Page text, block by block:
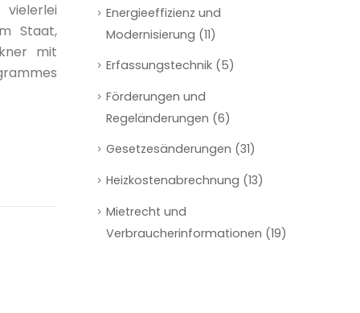
Staat,
mit
Energieeffizienz und
Modernisierung (11)
Erfassungstechnik (5)
Förderungen und
Regeländerungen (6)
Gesetzesänderungen (31)
Heizkostenabrechnung (13)
Mietrecht und
Verbraucherinformationen (19)